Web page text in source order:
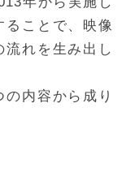
ることで、映像
れを生み出し
の内容から成り